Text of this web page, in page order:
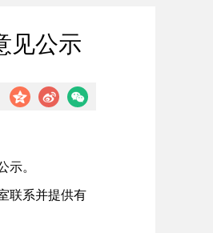
见公示
。
联系并提供有